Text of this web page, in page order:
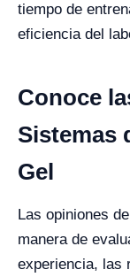
tiempo de
eficiencia del
Conoce
Sistemas
Gel
Las opiniones
manera de
experiencia, las